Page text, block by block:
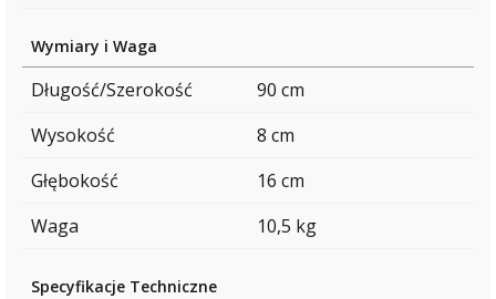
Wymiary i Waga
Długość/Szerokość
90 cm
Wysokość
8 cm
Głębokość
16 cm
Waga
10,5 kg
Specyfikacje Techniczne